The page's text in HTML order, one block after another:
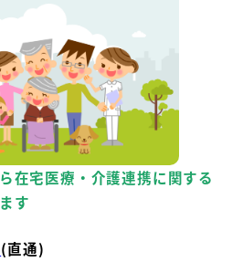
在宅医療・介護連携に関する
す
(直通)